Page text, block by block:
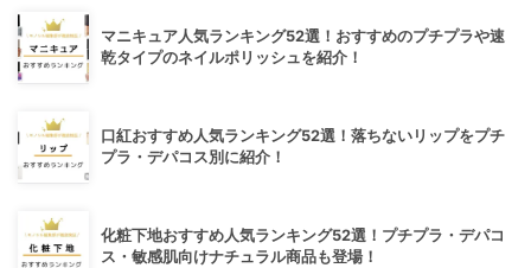
マニキュア人気ランキング52選！おすすめのプチプラや速
乾タイプのネイルポリッシュを紹介！
口紅おすすめ人気ランキング52選！落ちないリップをプチ
プラ・デパコス別に紹介！
化粧下地おすすめ人気ランキング52選！プチプラ・デパコ
ス・敏感肌向けナチュラル商品も登場！